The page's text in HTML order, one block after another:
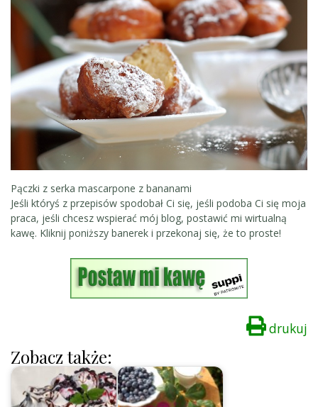
Pączki z serka mascarpone z bananami
Jeśli któryś z przepisów spodobał Ci się, jeśli podoba Ci się moja
praca, jeśli chcesz wspierać mój blog, postawić mi wirtualną
kawę. Kliknij poniższy banerek i przekonaj się, że to proste!
drukuj
Zobacz także: